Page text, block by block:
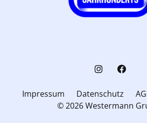
Impressum Datenschutz
© 2026 Westermann